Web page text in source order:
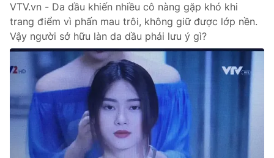
VTV.vn - Da dầu khiến nhiều cô nàng gặp khó khi
trang điểm vì phấn mau trôi, không giữ được lớp nền.
Vậy người sở hữu làn da dầu phải lưu ý gì?